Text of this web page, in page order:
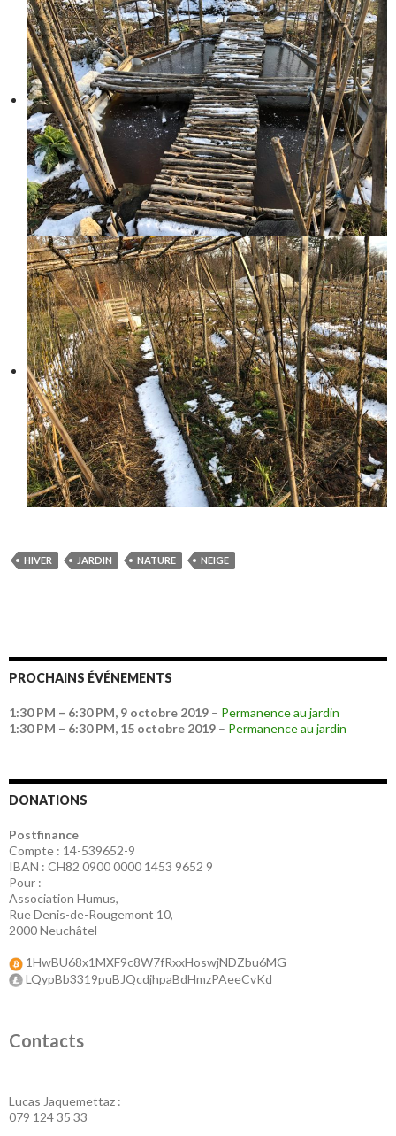
HIVER JARDIN NATURE NEIGE
PROCHAINS ÉVÉNEMENTS
1:30 PM – 6:30 PM, 9 octobre 2019 – Permanence au jardin
1:30 PM – 6:30 PM, 15 octobre 2019 – Permanence au jardin
DONATIONS
Postfinance
Compte : 14-539652-9
IBAN : CH82 0900 0000 1453 9652 9
Pour :
Association Humus,
Rue Denis-de-Rougemont 10,
2000 Neuchâtel
1HwBU68x1MXF9c8W7fRxxHoswjNDZbu6MG
LQypBb3319puBJQcdjhpaBdHmzPAeeCvKd
Contacts
Lucas Jaquemettaz :
079 124 35 33